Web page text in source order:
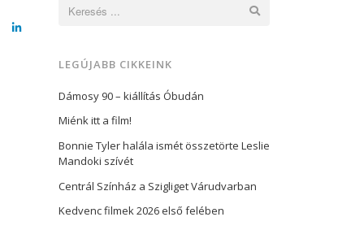
LinkedIn
LEGÚJABB CIKKEINK
Dámosy 90 – kiállítás Óbudán
Miénk itt a film!
Bonnie Tyler halála ismét összetörte Leslie
Mandoki szívét
Centrál Színház a Szigliget Várudvarban
Kedvenc filmek 2026 első felében